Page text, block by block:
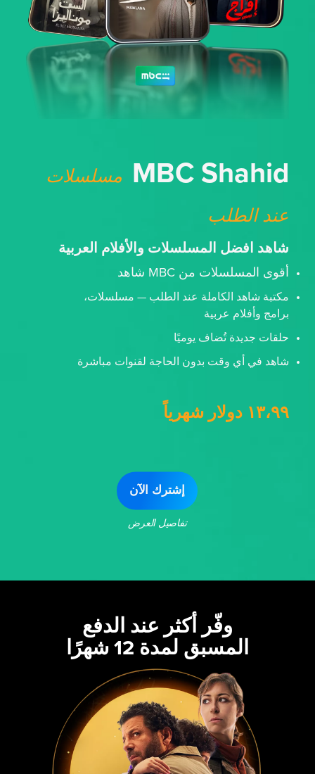
MBC Shahid مسلسلات
عند الطلب
شاهد افضل المسلسلات والأفلام العربية
أقوى المسلسلات من MBC شاهد
مكتبة شاهد الكاملة عند الطلب — مسلسلات،
برامج وأفلام عربية
حلقات جديدة تُضاف يوميًا
شاهد في أي وقت بدون الحاجة لقنوات مباشرة
١٣،٩٩ دولار شهرياً
إشترك الآن
تفاصيل العرض
وفّر أكثر عند الدفع
المسبق لمدة 12 شهرًا